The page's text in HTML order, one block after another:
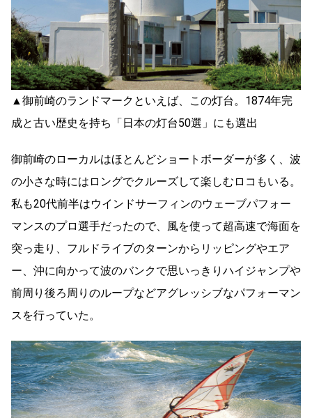
▲御前崎のランドマークといえば、この灯台。1874年完
成と古い歴史を持ち「日本の灯台50選」にも選出
御前崎のローカルはほとんどショートボーダーが多く、波
の小さな時にはロングでクルーズして楽しむロコもいる。
私も20代前半はウインドサーフィンのウェーブパフォー
マンスのプロ選手だったので、風を使って超高速で海面を
突っ走り、フルドライブのターンからリッピングやエア
ー、沖に向かって波のバンクで思いっきりハイジャンプや
前周り後ろ周りのループなどアグレッシブなパフォーマン
スを行っていた。